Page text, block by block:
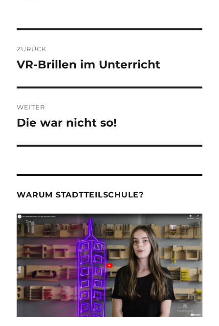
ZURÜCK
Vorheriger
VR-Brillen im Unterricht
WEITER
Nächster
Die war nicht so!
WARUM STADTTEILSCHULE?